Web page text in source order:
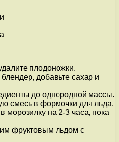
плодоножки.
добавьте сахар и
до однородной массы.
смесь в формочки для льда.
морозилку на 2-3 часа, пока
фруктовым льдом с